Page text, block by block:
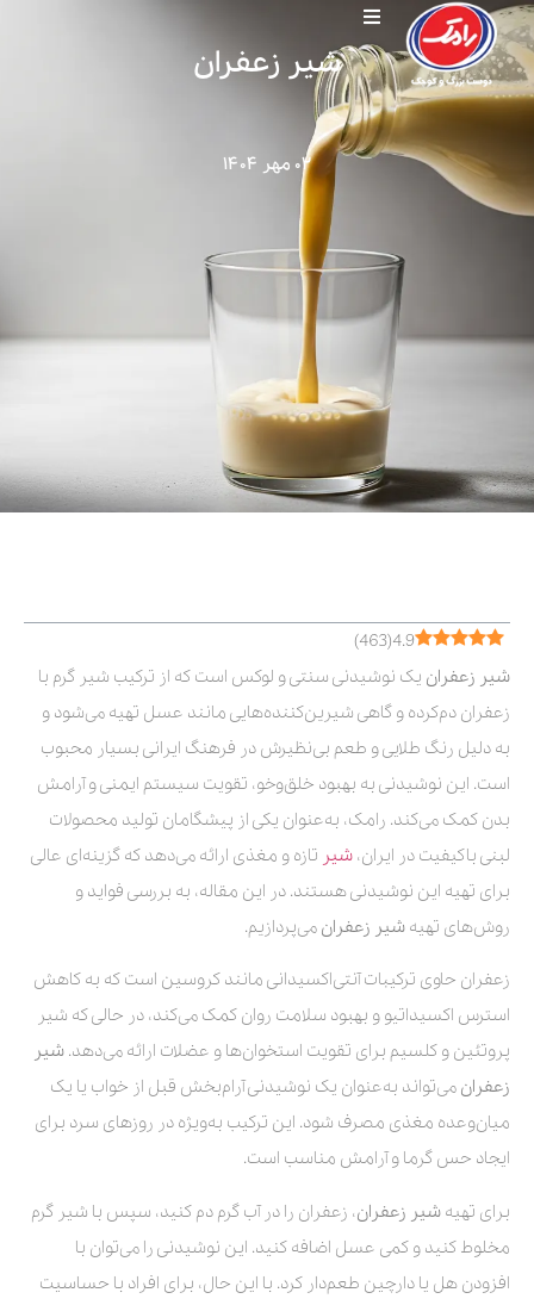
شیر زعفران
۰۲ مهر ۱۴۰۴
4.9
(
463
)
شیر زعفران یک نوشیدنی سنتی و لوکس است که از ترکیب شیر گرم با
زعفران دم‌کرده و گاهی شیرین‌کننده‌هایی مانند عسل تهیه می‌شود و
به دلیل رنگ طلایی و طعم بی‌نظیرش در فرهنگ ایرانی بسیار محبوب
است. این نوشیدنی به بهبود خلق‌وخو، تقویت سیستم ایمنی و آرامش
بدن کمک می‌کند. رامک، به‌عنوان یکی از پیشگامان تولید محصولات
لبنی باکیفیت در ایران، شیر تازه و مغذی ارائه می‌دهد که گزینه‌ای عالی
برای تهیه این نوشیدنی هستند. در این مقاله، به بررسی فواید و
روش‌های تهیه شیر زعفران می‌پردازیم.
زعفران حاوی ترکیبات آنتی‌اکسیدانی مانند کروسین است که به کاهش
استرس اکسیداتیو و بهبود سلامت روان کمک می‌کند، در حالی که شیر
پروتئین و کلسیم برای تقویت استخوان‌ها و عضلات ارائه می‌دهد. شیر
زعفران می‌تواند به‌عنوان یک نوشیدنی آرام‌بخش قبل از خواب یا یک
میان‌وعده مغذی مصرف شود. این ترکیب به‌ویژه در روزهای سرد برای
ایجاد حس گرما و آرامش مناسب است.
برای تهیه شیر زعفران، زعفران را در آب گرم دم کنید، سپس با شیر گرم
مخلوط کنید و کمی عسل اضافه کنید. این نوشیدنی را می‌توان با
افزودن هل یا دارچین طعم‌دار کرد. با این حال، برای افراد با حساسیت